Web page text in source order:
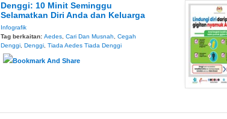
Denggi: 10 Minit Seminggu
Selamatkan Diri Anda dan Keluarga
Infografik
Tag berkaitan: Aedes, Cari Dan Musnah, Cegah
Denggi, Denggi, Tiada Aedes Tiada Denggi